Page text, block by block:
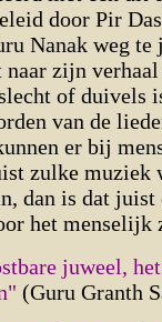
door Pir
Nanak weg te
naar zijn
of duivels
van de
er bij
zulke muziek
dan is dat juist
het
juweel,
(Guru Granth